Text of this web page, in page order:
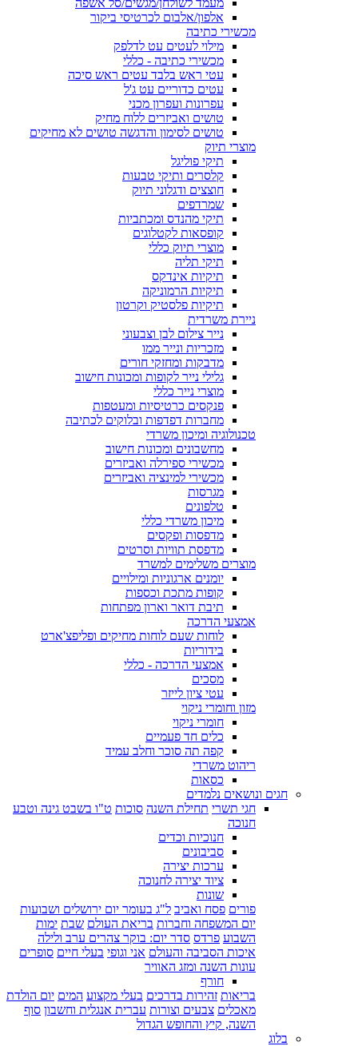
מעמד לשולחן/מגשים/סל אשפה
אלפון/אלבום לכרטיסי ביקור
מכשירי כתיבה
מילוי לעטים עט לדלפק
מכשירי כתיבה - כללי
עטי ראש בלבד עטים ראש סיכה
עטים כדוריים עט ג'ל
עפרונות ועפרון מכני
טושים ואביזרים ללוח מחיק
טושים לסימון והדגשה טושים לא מחיקים
מוצרי תיוק
תיקי פוליגל
קלסרים ותיקי טבעות
חוצצים ודגלוני תיוק
שמרדפים
תיקי מהנדס ומכתביות
קופסאות לקטלוגים
מוצרי תיוק כללי
תיקי תליה
תיקיות אינדקס
תיקיות הרמוניקה
תיקיות פלסטיק וקרטון
ניירת משרדית
נייר צילום לבן וצבעוני
מזכריות ונייר ממו
מדבקות ומחזקי חורים
גלילי נייר לקופות ומכונות חישוב
מוצרי נייר כללי
פנקסים כרטיסיות ומעטפות
מחברות דפדפות ובלוקים לכתיבה
טכנולוגיה ומיכון משרדי
מחשבונים ומכונות חישוב
מכשירי ספירלה ואביזרים
מכשירי למינציה ואביזרים
מגרסות
טלפונים
מיכון משרדי כללי
מדפסות ופקסים
מדפסת תוויות וסרטים
מוצרים משלימים למשרד
יומנים ארגוניות ומילויים
קופות מתכת וכספות
תיבת דואר וארון מפתחות
אמצעי הדרכה
לוחות שעם לוחות מחיקים ופליפצ'ארט
בידוריות
אמצעי הדרכה - כללי
מסכים
עטי ציון לייזר
מזון וחומרי ניקוי
חומרי ניקוי
כלים חד פעמיים
קפה תה סוכר וחלב עמיד
ריהוט משרדי
כסאות
חגים ונושאים נלמדים
חגי תשרי תחילת השנה סוכות ט"ו בשבט גינה וטבע
חנוכה
חנוכיות וכדים
סביבונים
ערכות יצירה
ציוד יצירה לחנוכה
שונות
פורים פסח ואביב ל"ג בעומר יום ירושלים ושבועות
יום המשפחה וחברות בריאת העולם שבת ימות
השבוע פרדס סדר יום: בוקר צהרים ערב ולילה
איכות הסביבה והעולם אני וגופי בעלי חיים סופרים
עונות השנה ומזג האוויר
חורף
בריאות זהירות בדרכים בעלי מקצוע המים יום הולדת
מאכלים צבעים וצורות עברית אנגלית וחשבון סוף
השנה, קיץ והחופש הגדול
בלוג